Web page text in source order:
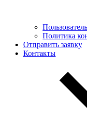
Политика
Отправить заявку
Контакты